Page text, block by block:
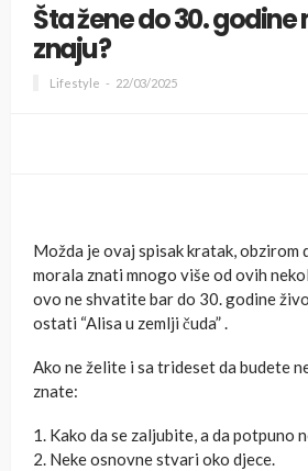
Šta žene do 30.
znaju?
Lifestyle 22/03/2025
Možda je ovaj spisak kratak, obzirom
morala znati mnogo više od ovih
ovo ne shvatite bar do 30. godine
ostati “Alisa u zemlji čuda” .
Ako ne želite i sa trideset da budete
znate:
1. Kako da se zaljubite, a da potpuno
2. Neke osnovne stvari oko djece.